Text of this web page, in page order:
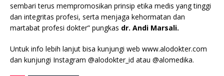
sembari terus mempromosikan prinsip etika medis yang tinggi
dan integritas profesi, serta menjaga kehormatan dan
martabat profesi dokter” pungkas dr. Andi Marsali.
Untuk info lebih lanjut bisa kunjungi web www.alodokter.com
dan kunjungi Instagram @alodokter_id atau @alomedika.